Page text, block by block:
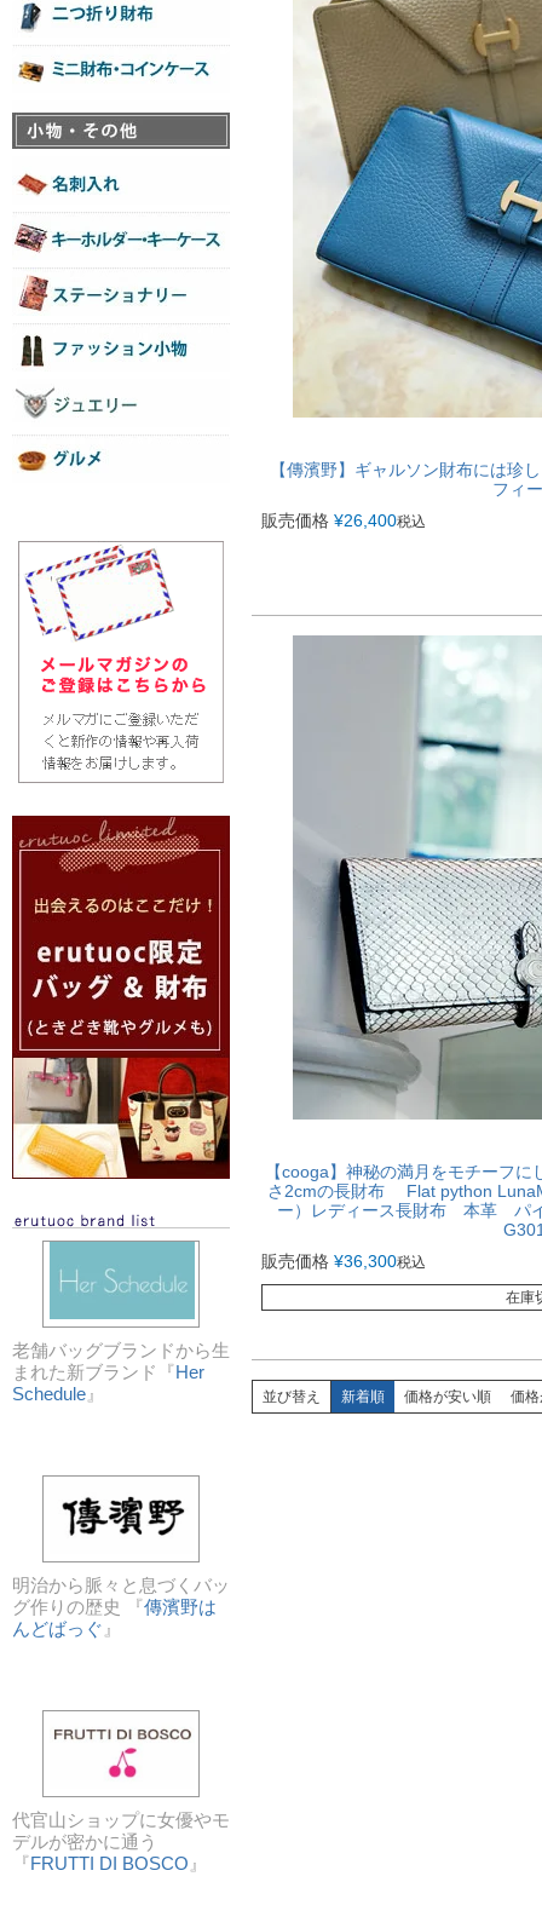
老舗バッグブランドから生
まれた新ブランド『Her
Schedule 』
明治から脈々と息づくバッ
グ作りの歴史 『傳濱野は
んどばっぐ 』
代官山ショップに女優やモ
デルが密かに通う
『FRUTTI DI BOSCO 』
【傳濱野】ギャルソン財布には珍
フィ
販売価格 ¥26,400税込
【cooga】神秘の満月をモチーフ
さ2cmの長財布 Flat python
ー）レディース長財布 本革
販売価格 ¥36,300税込
在庫
並び替え 新着順 価格が安い順 価